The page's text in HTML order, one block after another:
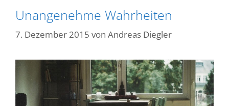
Unangenehme Wahrheiten
7. Dezember 2015 von Andreas Diegler